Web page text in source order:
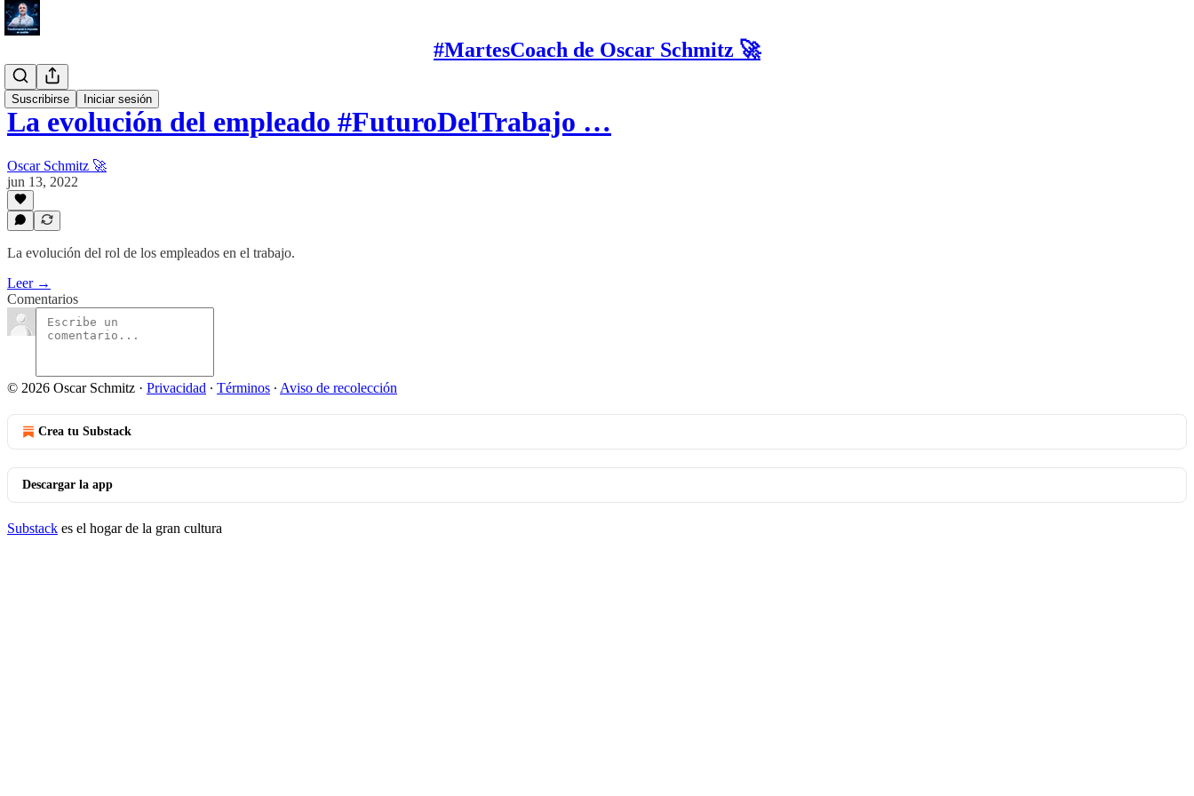
#MartesCoach de Oscar Schmitz 🚀
Suscribirse Iniciar sesión
#Proposito
La evolución del empleado #FuturoDelTrabajo …
Oscar Schmitz 🚀
jun 13, 2022
La evolución del rol de los empleados en el trabajo.
Leer →
Comentarios
© 2026 Oscar Schmitz · Privacidad ∙ Términos ∙ Aviso de recolección
Crea tu Substack
Descargar la app
Substack es el hogar de la gran cultura